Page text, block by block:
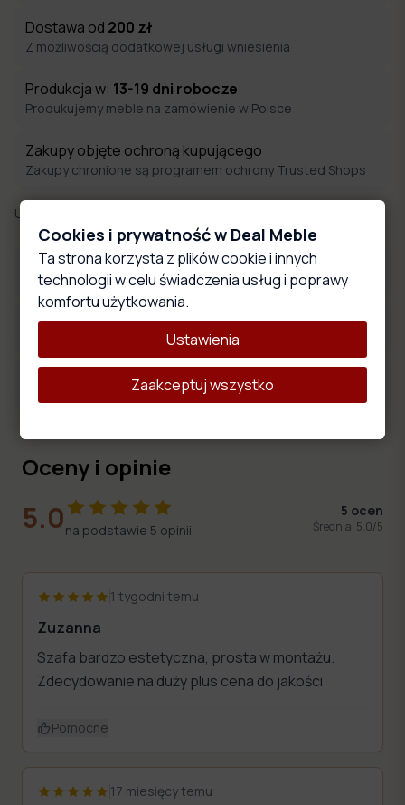
?
Dostawa od 200 zł
Z możliwością dodatkowej usługi wniesienia
Produkcja w: 13-19 dni robocze
Produkujemy meble na zamówienie w Polsce
Zakupy objęte ochroną kupującego
Zakupy chronione są programem ochrony Trusted Shops
Udostępnij:
Płyty meblowe
Wymiary produktu
Oceny i opinie
5.0na podstawie 5 opinii
5 ocen
Średnia: 5.0/5
1 tygodni temu
Zuzanna
Szafa bardzo estetyczna, prosta w montażu.
Zdecydowanie na duży plus cena do jakości
Pomocne
17 miesięcy temu
Cookies i prywatność w Deal Meble
Ta strona korzysta z plików cookie i innych
technologii w celu świadczenia usług i poprawy
komfortu użytkowania.
Ustawienia
Zaakceptuj wszystko